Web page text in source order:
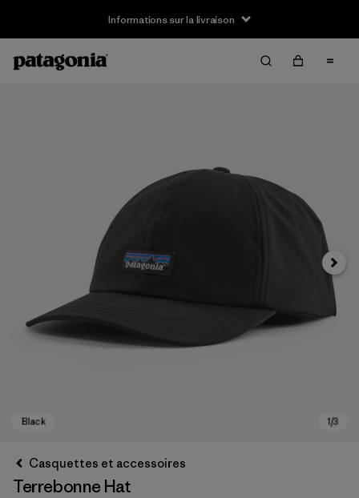
Informations sur la livraison
Casquettes et accessoires
Terrebonne Hat